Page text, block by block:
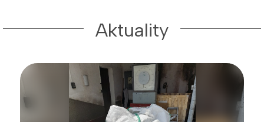
Aktuality